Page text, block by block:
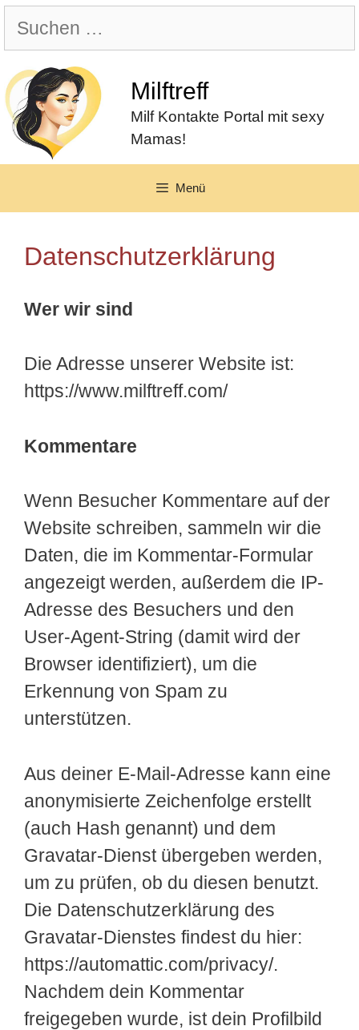
Zum
Inhalt
springen
Suchen
nach:
Milftreff
Milf Kontakte Portal mit sexy
Mamas!
Menü
Datenschutzerklärung
Wer wir sind
Die Adresse unserer Website ist:
https://www.milftreff.com/
Kommentare
Wenn Besucher Kommentare auf der
Website schreiben, sammeln wir die
Daten, die im Kommentar-Formular
angezeigt werden, außerdem die IP-
Adresse des Besuchers und den
User-Agent-String (damit wird der
Browser identifiziert), um die
Erkennung von Spam zu
unterstützen.
Aus deiner E-Mail-Adresse kann eine
anonymisierte Zeichenfolge erstellt
(auch Hash genannt) und dem
Gravatar-Dienst übergeben werden,
um zu prüfen, ob du diesen benutzt.
Die Datenschutzerklärung des
Gravatar-Dienstes findest du hier:
https://automattic.com/privacy/.
Nachdem dein Kommentar
freigegeben wurde, ist dein Profilbild